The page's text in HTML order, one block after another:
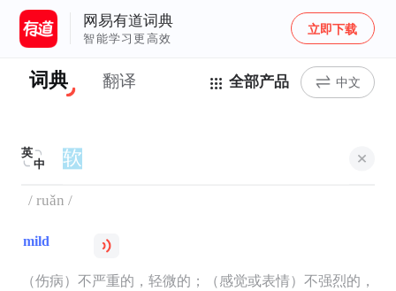
网易有道词典
智能学习更高效
立即下载
词典 翻译 全部产品 中文
英
中
/ ruǎn /
mild
（伤病）不严重的，轻微的；（感觉或表情）不强烈的，